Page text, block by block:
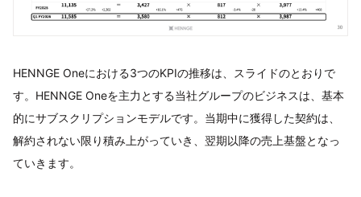
HENNGE Oneにおける3つのKPIの推移は、スライドのとおりで
す。HENNGE Oneを主力とする当社グループのビジネスは、基本
的にサブスクリプションモデルです。当期中に獲得した契約は、
解約されない限り積み上がっていき、翌期以降の売上基盤となっ
ていきます。